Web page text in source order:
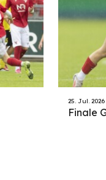
25. Jul. 2026
Finale